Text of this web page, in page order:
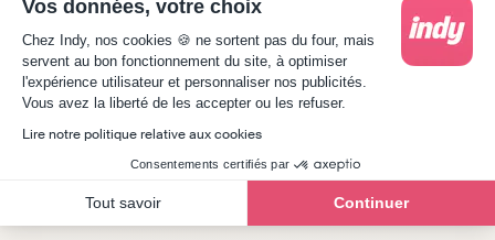
Vos données, votre choix
Plateforme de Gestion du Consentement :
Chez Indy, nos cookies 🍪 ne sortent pas du four, mais
servent au bon fonctionnement du site, à optimiser
l'expérience utilisateur et personnaliser nos publicités.
Vous avez la liberté de les accepter ou les refuser.
Lire notre politique relative aux cookies
Consentements certifiés par
Tout savoir Continuer
Axeptio consent
S'il s'agit de programmes musicaux, alors vous
devrez vous acquitter de la redevance plus le
minimum lié aux supports vidéos. Pour des
programmes télévisuels classiques, vous n’avez
rien à payer car la contribution à l’audiovisuel
particuliers et les professionnels.